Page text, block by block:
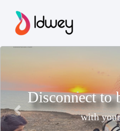
Disconnect to
with
Previous